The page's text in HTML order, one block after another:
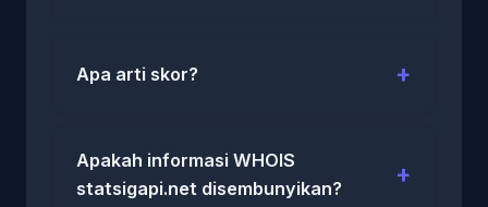
Apa arti skor?
Apakah informasi WHOIS
statsigapi.net disembunyikan?